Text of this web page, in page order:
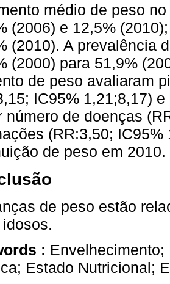
médio de peso
(2006) e 12,5%
(2010). A prevalência
(2000) para 51,9%
de peso avaliaram
IC95% 1,21;8,17)
número de doenças
(RR:3,50;
de peso em 2010.
de peso estão
:
Estado Nutricional;